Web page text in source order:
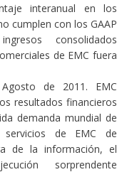
interanual en los
cumplen con los GAAP
consolidados
de EMC fuera
de 2011. EMC
resultados financieros
demanda mundial de
de EMC de
de la información, el
sorprendente